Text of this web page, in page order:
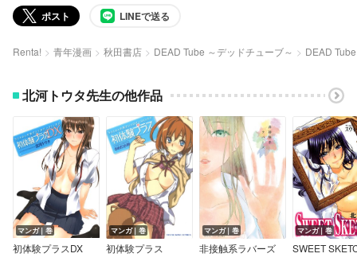
ポスト LINEで送る
Renta! 青年漫画 秋田書店 DEAD Tube ～デッドチューブ～ DEAD
北河トウタ先生の他作品
マンガ｜巻
初体験プラスDX
マンガ｜巻
初体験プラス
マンガ｜巻
非接触系ラバーズ
マンガ｜巻
SWEET